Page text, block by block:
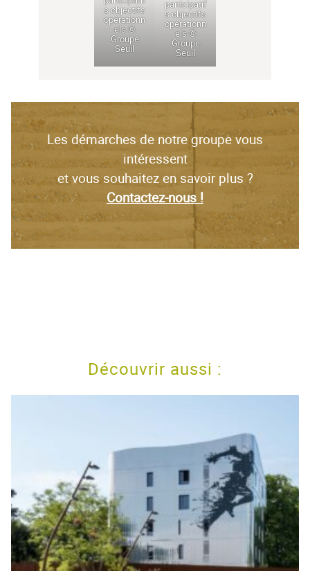
s objectifs
opérationn
els ©
Groupe
Seuil
participatif
s objectifs
opérationn
els ©
Groupe
Seuil
Les démarches de notre groupe vous
intéressent
et vous souhaitez en savoir plus ?
Contactez-nous !
Découvrir aussi :